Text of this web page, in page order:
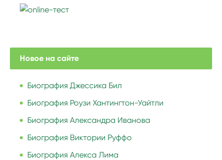
Новое на сайте
Биография Джессика Бил
Биография Роузи Хантингтон-Уайтли
Биография Александра Иванова
Биография Виктории Руффо
Биография Алекса Лима